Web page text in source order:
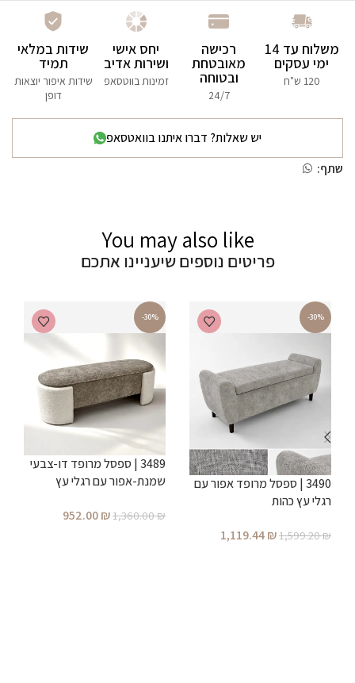
משלוח עד 14
ימי עסקים
120 ש"ח
רכישה
מאובטחת
ובטוחה
24/7
יחס אישי
ושירות אדיב
זמינות בווטסאפ
שידות במלאי
תמיד
שידות איפור יוצאות
דופן
יש שאלות? דברו איתנו בוואטסאפ
שתף:
You may also like
פריטים נוספים שיעניינו אתכם
-30%
3490 | ספסל מרופד אפור עם
רגלי עץ כהות
1,599.20₪
1,119.44₪
-30%
3489 | ספסל מרופד דו-צבעי
שמנת-אפור עם רגלי עץ
1,360.00₪
952.00₪